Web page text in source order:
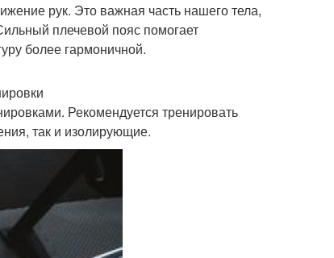
рук. Это важная часть нашего тела,
плечевой пояс помогает
более гармоничной.
Рекомендуется тренировать
так и изолирующие.